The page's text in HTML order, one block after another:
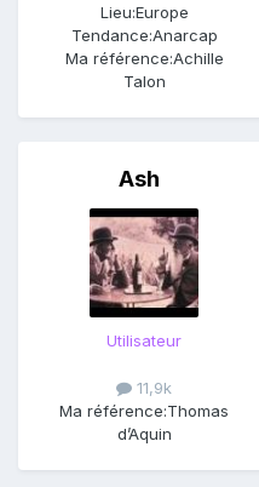
Lieu:Europe
Tendance:Anarcap
Ma référence:Achille
Talon
Ash
Utilisateur
11,9k
Ma référence:Thomas
d’Aquin